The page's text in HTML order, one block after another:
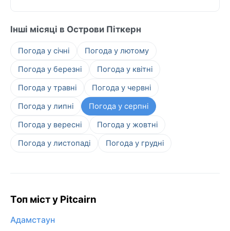
Інші місяці в Острови Піткерн
Погода у січні
Погода у лютому
Погода у березні
Погода у квітні
Погода у травні
Погода у червні
Погода у липні
Погода у серпні
Погода у вересні
Погода у жовтні
Погода у листопаді
Погода у грудні
Топ міст у Pitcairn
Адамстаун